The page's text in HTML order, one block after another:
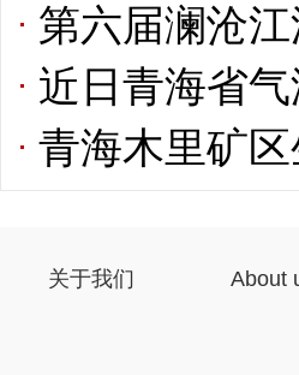
第六届澜沧
近日青海省
青海木里矿
关于我们 About